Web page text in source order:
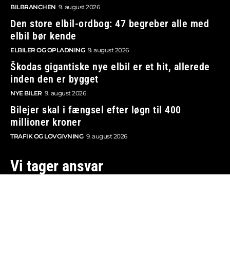
BILBRANCHEN 9. august 2026
Den store elbil-ordbog: 47 begreber alle med
elbil bør kende
ELBILER OG OPLADNING 9. august 2026
Škodas gigantiske nye elbil er et hit, allerede
inden den er bygget
NYE BILER 9. august 2026
Bilejer skal i fængsel efter løgn til 400
millioner kroner
TRAFIK OG LOVGIVNING 9. august 2026
Vi tager ansvar